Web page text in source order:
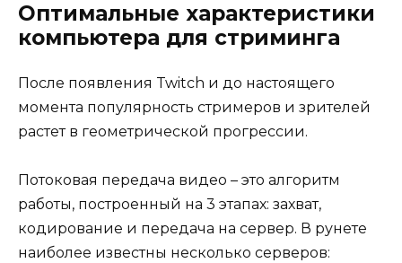
Оптимальные характеристики
компьютера для стриминга
После появления Twitch и до настоящего
момента популярность стримеров и зрителей
растет в геометрической прогрессии.
Потоковая передача видео – это алгоритм
работы, построенный на 3 этапах: захват,
кодирование и передача на сервер. В рунете
наиболее известны несколько серверов: